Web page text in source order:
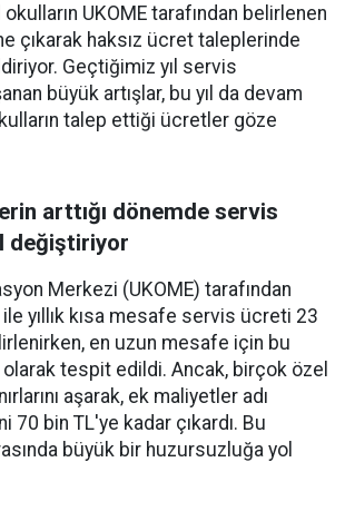
UKOME tarafından belirlenen
çıkarak haksız ücret taleplerinde
Geçtiğimiz yıl servis
büyük artışlar, bu yıl da devam
talep ettiği ücretler göze
arttığı dönemde servis
değiştiriyor
Merkezi (UKOME) tarafından
yıllık kısa mesafe servis ücreti 23
en uzun mesafe için bu
tespit edildi. Ancak, birçok özel
aşarak, ek maliyetler adı
70 bin TL'ye kadar çıkardı. Bu
büyük bir huzursuzluğa yol